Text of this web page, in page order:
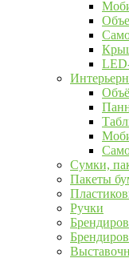
Сумки,
Пакеты
Ручки